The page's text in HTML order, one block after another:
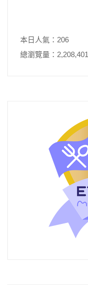
本日人氣：206
總瀏覽量：2,208,401